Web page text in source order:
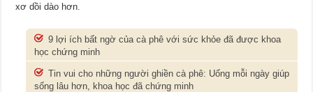
xơ dồi dào hơn.
9 lợi ích bất ngờ của cà phê với sức khỏe đã được khoa
học chứng minh
Tin vui cho những người ghiền cà phê: Uống mỗi ngày giúp
sống lâu hơn, khoa học đã chứng minh